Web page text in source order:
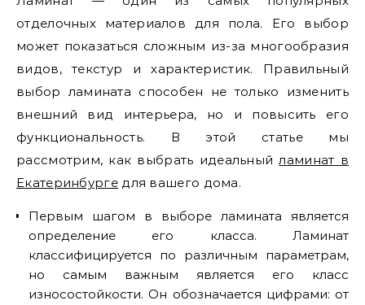
отделочных материалов для пола. Его выбор
может показаться сложным из-за многообразия
видов, текстур и характеристик. Правильный
выбор ламината способен не только изменить
внешний вид интерьера, но и повысить его
функциональность. В этой статье мы
рассмотрим, как выбрать идеальныйламинат в
Екатеринбургедля вашего дома.
Первым шагом в выборе ламината является
определение его класса. Ламинат
классифицируется по различным параметрам,
но самым важным является его класс
износостойкости. Он обозначается цифрами: от